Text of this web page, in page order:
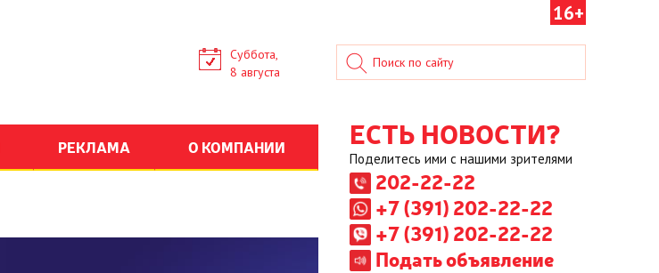
16+
Суббота,
8 августа
РЕКЛАМА О КОМПАНИИ ЕСТЬ НОВОСТИ?
Поделитесь ими с нашими зрителями
202-22-22
+7 (391) 202-22-22
+7 (391) 202-22-22
Подать объявление